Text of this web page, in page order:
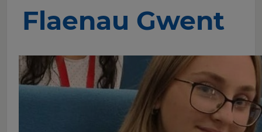
Flaenau Gwent